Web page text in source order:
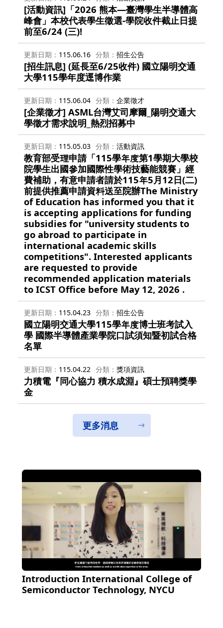
[活動資訊]「2026 熊本—臺灣學生半導體高
峰會」本校代表學生徵選-學院收件截止日提
前至6/24 (三)!
更新日期 115.06.16 分類 招生公告
[招生訊息] (延長至6/25收件) 國立陽明交通
大學115學年度逕博作業
更新日期 115.06.04 分類 企業徵才
[企業徵才] ASML台灣艾司摩爾_陽明交通大
學徵才需求說明_熱烈招募中
更新日期 115.05.03 分類 活動資訊
教育部受理申請「115學年度第1學期大學校
院學生出國參加國際性學術技藝能競賽」經
費補助，有意申請者請於115年5月12日(二)
前提供推薦申請資料送至院辦The Ministry
of Education has informed you that it
is accepting applications for funding
subsidies for "university students to
go abroad to participate in
international academic skills
competitions". Interested applicants
are requested to provide
recommended application materials
to ICST Office before May 12, 2026 .
更新日期 115.04.23 分類 招生公告
國立陽明交通大學115學年度博士班考試入
學 國際半導體產業學院口試須知暨初試合格
名單
更新日期 115.04.22 分類 獎項資訊
力積電『同心協力 積水成淵』碩士預聘獎學
金
更多消息
Introduction International College of
Semiconductor Technology, NYCU